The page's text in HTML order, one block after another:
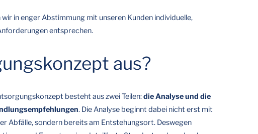
in enger Abstimmung mit unseren Kunden individuelle,
entsprechen.
aus?
besteht aus zwei Teilen:die Analyse und die
. Die Analyse beginnt dabei nicht erst mit
Abfälle, sondern bereits am Entstehungsort. Deswegen